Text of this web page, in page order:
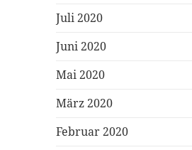
Juli 2020
Juni 2020
Mai 2020
März 2020
Februar 2020